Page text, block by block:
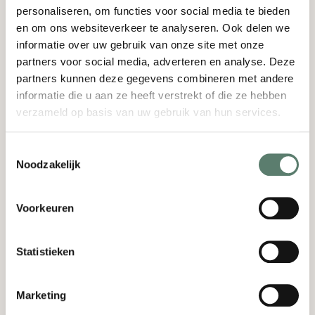
personaliseren, om functies voor social media te bieden
en om ons websiteverkeer te analyseren. Ook delen we
informatie over uw gebruik van onze site met onze
partners voor social media, adverteren en analyse. Deze
partners kunnen deze gegevens combineren met andere
informatie die u aan ze heeft verstrekt of die ze hebben
verzameld op basis van uw gebruik van hun services.
Noodzakelijk
Voorkeuren
Statistieken
Marketing
Bekijk de lunchmogelijkheden!
Een unieke High Tea locatie
om iets te vieren
Wil jij samen met je vriendinnen of familie iets
vieren of gewoon gezellig samenzijn? Kies dan om
Kasteel Bijstervelt. Onze chefs zorgen ervoor dat
jullie tafel vol komt te staan met de lekkerste
drankjes. Lekkere hapjes en drankjes, goed
nog meer?